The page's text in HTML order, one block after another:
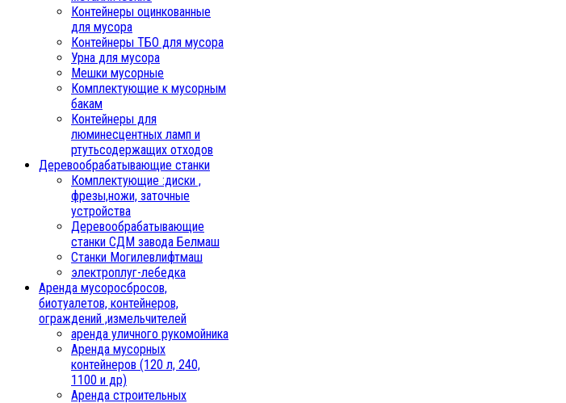
Контейнеры оцинкованные
для мусора
Контейнеры ТБО для мусора
Урна для мусора
Мешки мусорные
Комплектующие к мусорным
бакам
Контейнеры для
люминесцентных ламп и
ртутьсодержащих отходов
Деревообрабатывающие станки
Комплектующие :диски ,
фрезы,ножи, заточные
устройства
Деревообрабатывающие
станки СДМ завода Белмаш
Станки Могилевлифтмаш
электроплуг-лебедка
Аренда мусоросбросов,
биотуалетов, контейнеров,
ограждений ,измельчителей
аренда уличного рукомойника
Аренда мусорных
контейнеров (120 л, 240,
1100 и др)
Аренда строительных